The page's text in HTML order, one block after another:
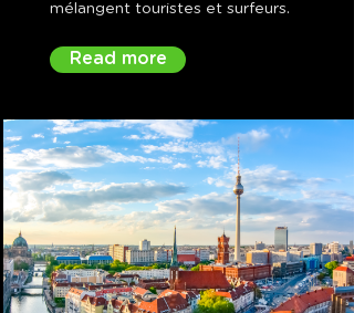
mélangent touristes et surfeurs.
Read more